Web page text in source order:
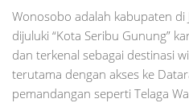
Wonosobo adalah kabupaten di
dijuluki “Kota Seribu Gunung”
dan terkenal sebagai destinasi
terutama dengan akses ke
pemandangan seperti Telaga